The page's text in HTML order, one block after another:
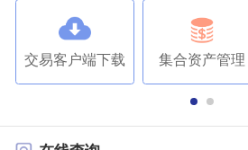
交易客户端下载 集合资产管理